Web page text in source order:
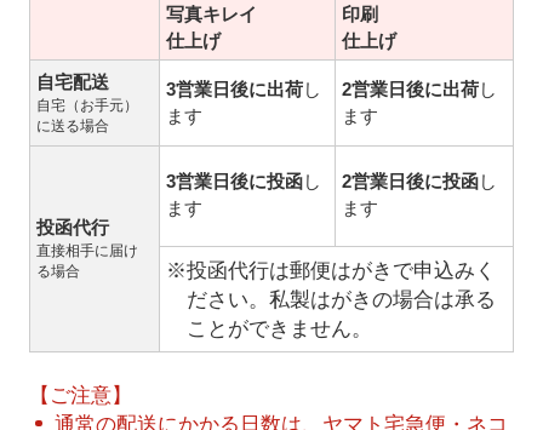
写真キレイ
仕上げ
印刷
仕上げ
自宅配送
自宅（お手元）
に送る場合
3営業日後に出荷し
ます
2営業日後に出荷し
ます
投函代行
直接相手に届け
る場合
3営業日後に投函し
ます
2営業日後に投函し
ます
※投函代行は郵便はがきで申込みく
ださい。私製はがきの場合は承る
ことができません。
【ご注意】
通常の配送にかかる日数は、ヤマト宅急便・ネコ